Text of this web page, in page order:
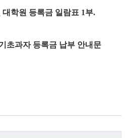
대학원 등록금 일람표 1부.
초과자 등록금 납부 안내문